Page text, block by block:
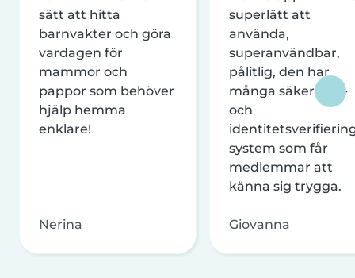
sätt att hitta
barnvakter och göra
vardagen för
mammor och
pappor som behöver
hjälp hemma
enklare!
Nerina
superlätt att
använda,
superanvändbar,
pålitlig, den har
många säkerhets-
och
system som får
medlemmar att
känna sig trygga.
Giovanna